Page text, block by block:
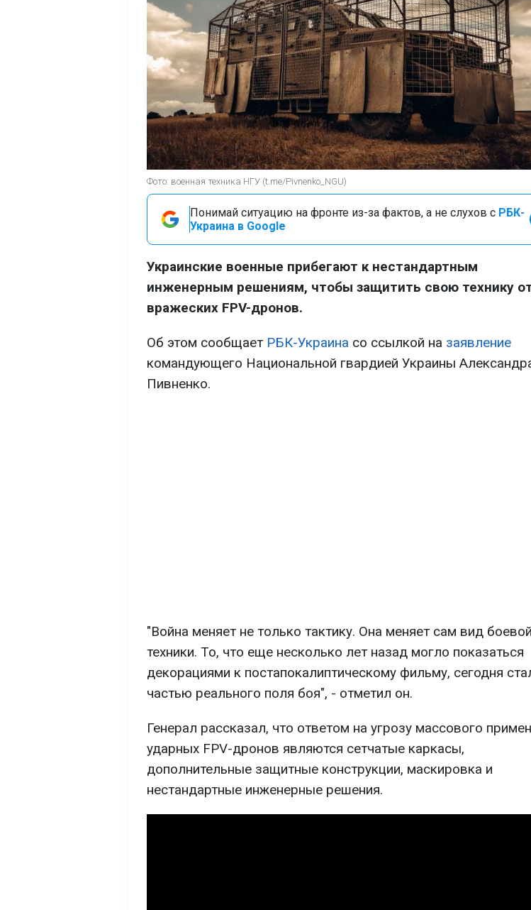
Фото: военная техника НГУ (t.me/Pivnenko_NGU)
Понимай ситуацию на фронте из-за фактов, а не слухов с РБК-
Украина в Google
Украинские военные прибегают к нестандартным
инженерным решениям, чтобы защитить свою технику
вражеских FPV-дронов.
Об этом сообщает РБК-Украина со ссылкой на заявление
командующего Национальной гвардией Украины
Пивненко.
"Война меняет не только тактику. Она меняет сам вид боевой
техники. То, что еще несколько лет назад могло показаться
декорациями к постапокалиптическому фильму, сегодня
частью реального поля боя", - отметил он.
Генерал рассказал, что ответом на угрозу массового
ударных FPV-дронов являются сетчатые каркасы,
дополнительные защитные конструкции, маскировка и
нестандартные инженерные решения.